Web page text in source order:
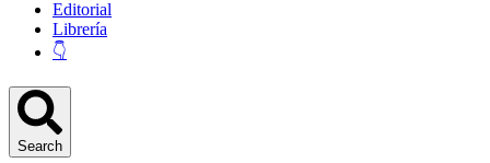
Editorial
Librería
👇
Search